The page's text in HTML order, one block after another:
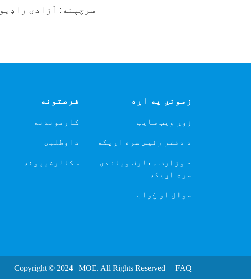
سرچېنه: آزادی راډیو
زمونږ په اړه
زوړ ویب سایټ
د دفتر رئیس سره اړیکه
د وزارت معارف ویاندی
سره اړیکه
سوال او ځواب
فرصتونه
کارموندنه
داوطلبۍ
سکالرشیپونه
Copyright © 2024 | MOE. All Rights Reserved FAQ